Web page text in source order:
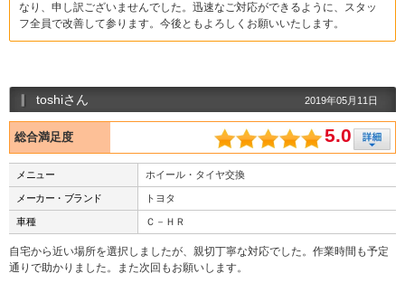
なり、申し訳ございませんでした。迅速なご対応ができるように、スタッ
フ全員で改善して参ります。今後ともよろしくお願いいたします。
toshiさん 2019年05月11日
総合満足度 5.0
メニュー ホイール・タイヤ交換
メーカー・ブランド トヨタ
車種 Ｃ－ＨＲ
自宅から近い場所を選択しましたが、親切丁寧な対応でした。作業時間も予定
通りで助かりました。また次回もお願いします。